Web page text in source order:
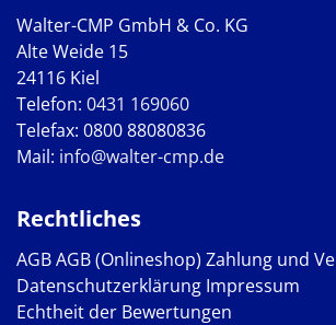
Walter-CMP GmbH & Co. KG
Alte Weide 15
24116 Kiel
Telefon: 0431 169060
Telefax: 0800 88080836
Mail: info@walter-cmp.de
Rechtliches
AGBAGB (Onlineshop) Zahlung und
Datenschutzerklärung Impressum
Echtheit der Bewertungen